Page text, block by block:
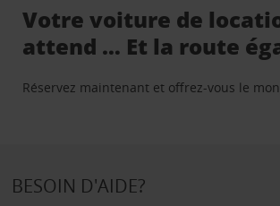
Votre voiture de
attend … Et la route
Réservez maintenant et offrez-vous le
BESOIN D'AIDE?